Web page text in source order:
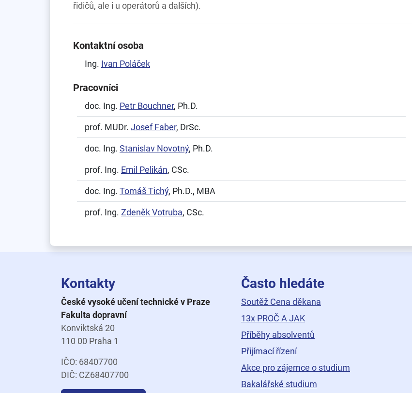
řidičů, ale i u operátorů a dalších).
Kontaktní osoba
Ing. Ivan Poláček
Pracovníci
doc. Ing. Petr Bouchner, Ph.D.
prof. MUDr. Josef Faber, DrSc.
doc. Ing. Stanislav Novotný, Ph.D.
prof. Ing. Emil Pelikán, CSc.
doc. Ing. Tomáš Tichý, Ph.D., MBA
prof. Ing. Zdeněk Votruba, CSc.
Kontakty
České vysoké učení technické v Praze
Fakulta dopravní
Konviktská 20
110 00 Praha 1
IČO: 68407700
DIČ: CZ68407700
Často hledáte
Soutěž Cena děkana
13x PROČ A JAK
Příběhy absolventů
Přijímací řízení
Akce pro zájemce o studium
Bakalářské studium